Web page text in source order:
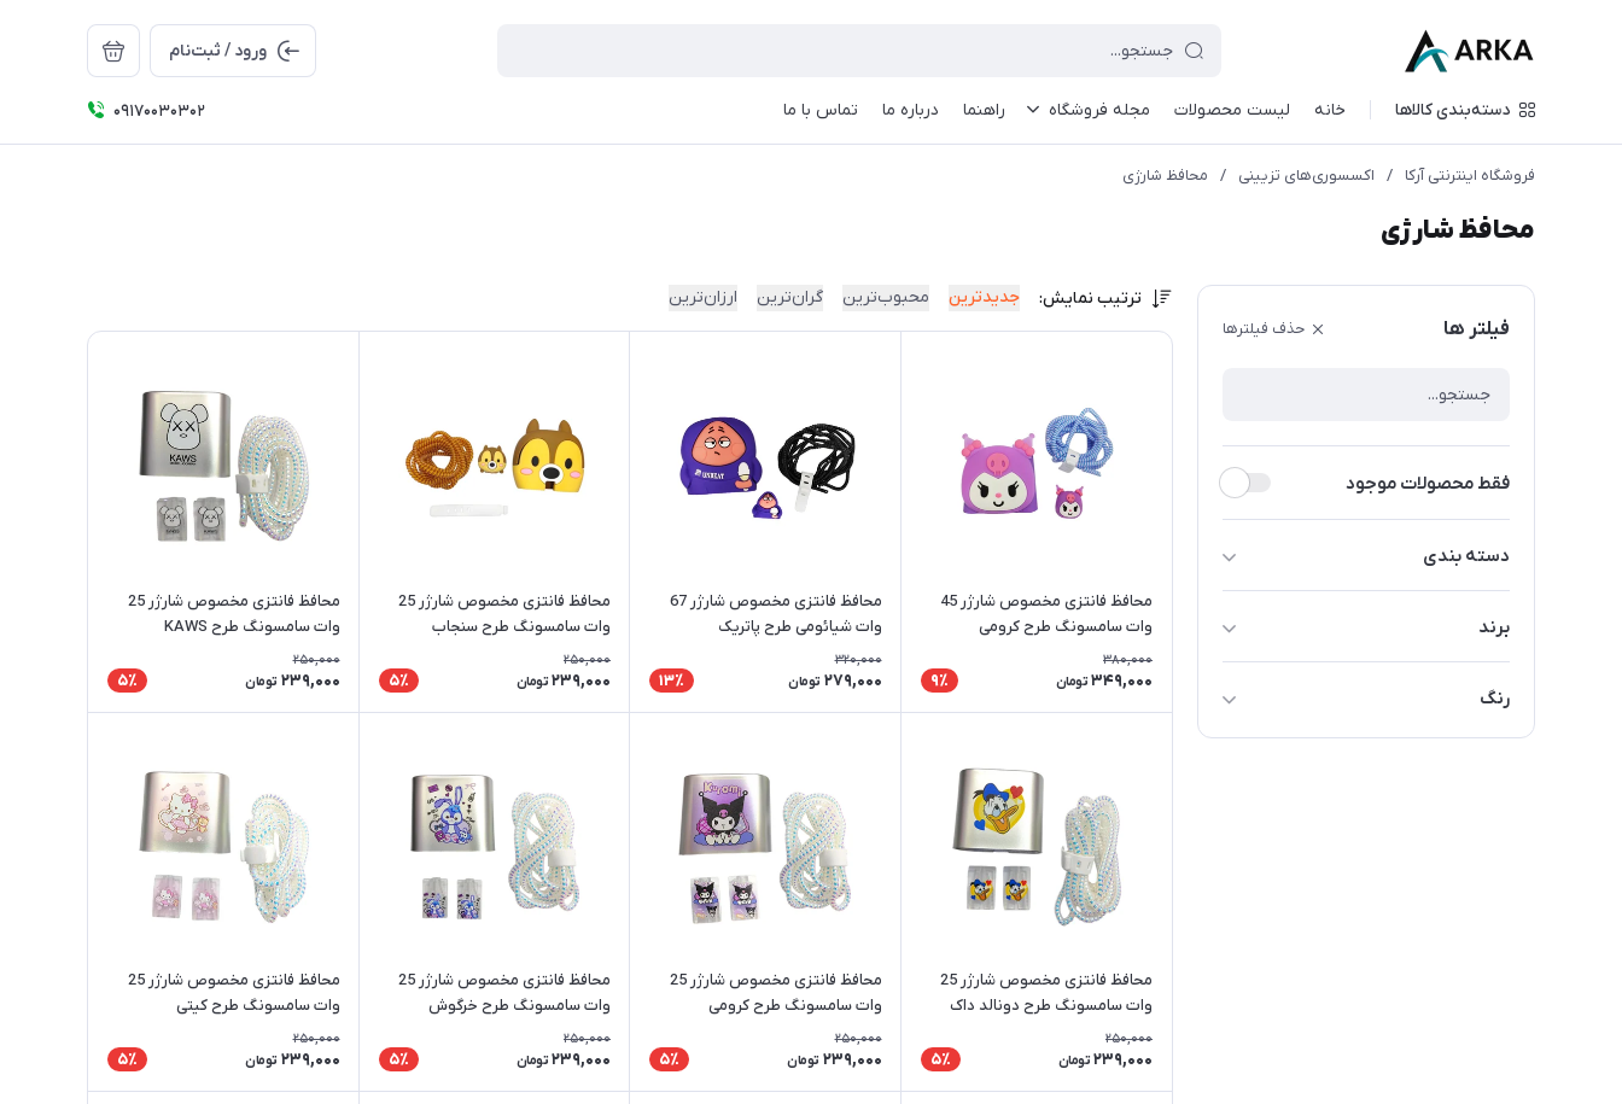
ورود / ثبت‌نام
دسته‌بندی کالاها خانه لیست محصولات مجله فروشگاه راهنما درباره ما تماس با ما 09170030302
فروشگاه اینترنتی آرکا / اکسسوری‌های تزیینی / محافظ شارژی
محافظ شارژی
فیلتر ها حذف فیلترها
فقط محصولات موجود
دسته بندی
برند
رنگ
قرمز
ترتیب نمایش: جدیدترین محبوب‌ترین گران‌ترین ارزان‌ترین
محافظ فانتزی مخصوص شارژر 45
وات سامسونگ طرح کرومی
380,000
349,000 تومان 9٪
محافظ فانتزی مخصوص شارژر 67
وات شیائومی طرح پاتریک
320,000
279,000 تومان 13٪
محافظ فانتزی مخصوص شارژر 25
وات سامسونگ طرح سنجاب
250,000
239,000 تومان 5٪
محافظ فانتزی مخصوص شارژر 25
وات سامسونگ طرح KAWS
250,000
239,000 تومان 5٪
محافظ فانتزی مخصوص شارژر 25
وات سامسونگ طرح دونالد داک
250,000
239,000 تومان 5٪
محافظ فانتزی مخصوص شارژر 25
وات سامسونگ طرح کرومی
250,000
239,000 تومان 5٪
محافظ فانتزی مخصوص شارژر 25
وات سامسونگ طرح خرگوش
250,000
239,000 تومان 5٪
محافظ فانتزی مخصوص شارژر 25
وات سامسونگ طرح کیتی
250,000
239,000 تومان 5٪